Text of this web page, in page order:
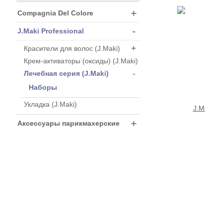
Compagnia Del Colore +
J.Maki Professional -
Красители для волос (J.Maki) +
Крем-активаторы (оксиды) (J.Maki)
Лечебная серия (J.Maki)
-
Наборы
Укладка (J.Maki)
Аксессуары парикмахерские +